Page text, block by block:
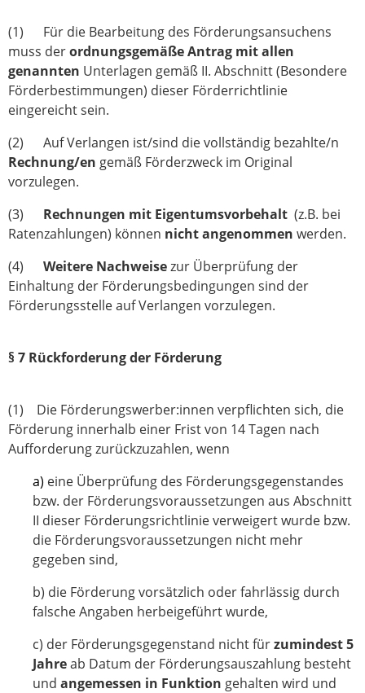
(1) Für die Bearbeitung des Förderungsansuchens
muss derordnungsgemäße Antrag mit allen
genannten Unterlagen gemäß II. Abschnitt (Besondere
Förderbestimmungen) dieser Förderrichtlinie
eingereicht sein.
(2) Auf Verlangen ist/sind die vollständig bezahlte/n
Rechnung/en gemäß Förderzweck im Original
vorzulegen.
(3) Rechnungen mit Eigentumsvorbehalt (z.B. bei
Ratenzahlungen) können nicht angenommen werden.
(4)
Weitere Nachweisezur Überprüfung der
Einhaltung der Förderungsbedingungen sind der
Förderungsstelle auf Verlangen vorzulegen.
§ 7 Rückforderung der Förderung
(1) Die Förderungswerber:innen verpflichten sich, die
Förderung innerhalb einer Frist von 14 Tagen nach
Aufforderung zurückzuzahlen, wenn
a) eine Überprüfung des Förderungsgegenstandes
bzw. der Förderungsvoraussetzungen aus Abschnitt
II dieser Förderungsrichtlinie verweigert wurde bzw.
die Förderungsvoraussetzungen nicht mehr
gegeben sind,
b) die Förderung vorsätzlich oder fahrlässig durch
falsche Angaben herbeigeführt wurde,
c) der Förderungsgegenstand nicht fürzumindest 5
Jahreab Datum der Förderungsauszahlung besteht
und angemessen in Funktion gehalten wird und